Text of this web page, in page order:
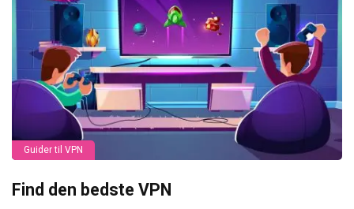
Guider til VPN
Find den bedste VPN